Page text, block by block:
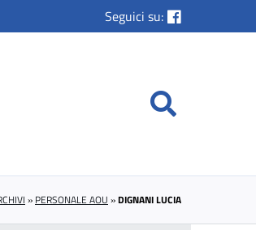
Seguici su:
» PERSONALE AOU »DIGNANI LUCIA